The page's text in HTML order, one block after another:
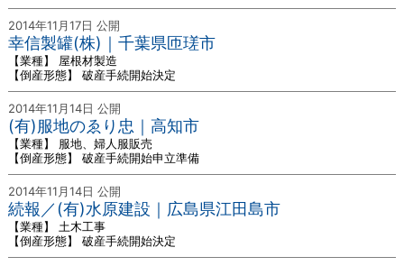
2014年11月17日 公開
幸信製罐(株)｜千葉県匝瑳市
【業種】 屋根材製造
【倒産形態】 破産手続開始決定
2014年11月14日 公開
(有)服地のゑり忠｜高知市
【業種】 服地、婦人服販売
【倒産形態】 破産手続開始申立準備
2014年11月14日 公開
続報／(有)水原建設｜広島県江田島市
【業種】 土木工事
【倒産形態】 破産手続開始決定